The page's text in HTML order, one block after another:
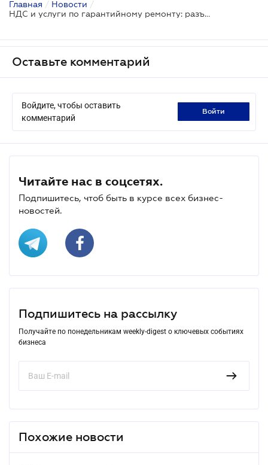
Главная / Новости /
НДС и услуги по гарантийному ремонту: разъяснение ГНС
Оставьте комментарий
Войдите, чтобы оставить
комментарий
войти
Читайте нас в соцсетях.
Подпишитесь, чтоб быть в курсе всех бизнес-
новостей.
Подпишитесь на рассылку
Получайте по понедельникам weekly-digest о ключевых событиях
бизнеса
Похожие новости